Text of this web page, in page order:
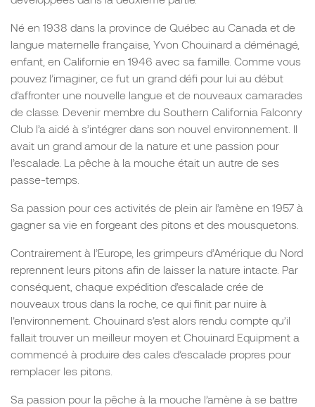
Né en 1938 dans la province de Québec au Canada et de
langue maternelle française, Yvon Chouinard a déménagé,
enfant, en Californie en 1946 avec sa famille. Comme vous
pouvez l’imaginer, ce fut un grand défi pour lui au début
d’affronter une nouvelle langue et de nouveaux camarades
de classe. Devenir membre du Southern California Falconry
Club l’a aidé à s’intégrer dans son nouvel environnement. Il
avait un grand amour de la nature et une passion pour
l’escalade. La pêche à la mouche était un autre de ses
passe-temps.
Sa passion pour ces activités de plein air l’amène en 1957 à
gagner sa vie en forgeant des pitons et des mousquetons.
Contrairement à l’Europe, les grimpeurs d’Amérique du Nord
reprennent leurs pitons afin de laisser la nature intacte. Par
conséquent, chaque expédition d’escalade crée de
nouveaux trous dans la roche, ce qui finit par nuire à
l’environnement. Chouinard s’est alors rendu compte qu’il
fallait trouver un meilleur moyen et Chouinard Equipment a
commencé à produire des cales d’escalade propres pour
remplacer les pitons.
Sa passion pour la pêche à la mouche l’amène à se battre